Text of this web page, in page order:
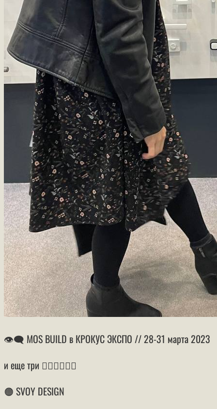
👁‍🗨 MOS BUILD в КРОКУС ЭКСПО // 28-31 марта 2023
и еще три 👍🏻👍🏻👍🏻
🟠 SVOY DESIGN